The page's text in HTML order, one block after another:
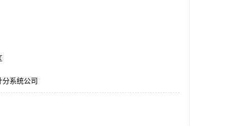
系统公司